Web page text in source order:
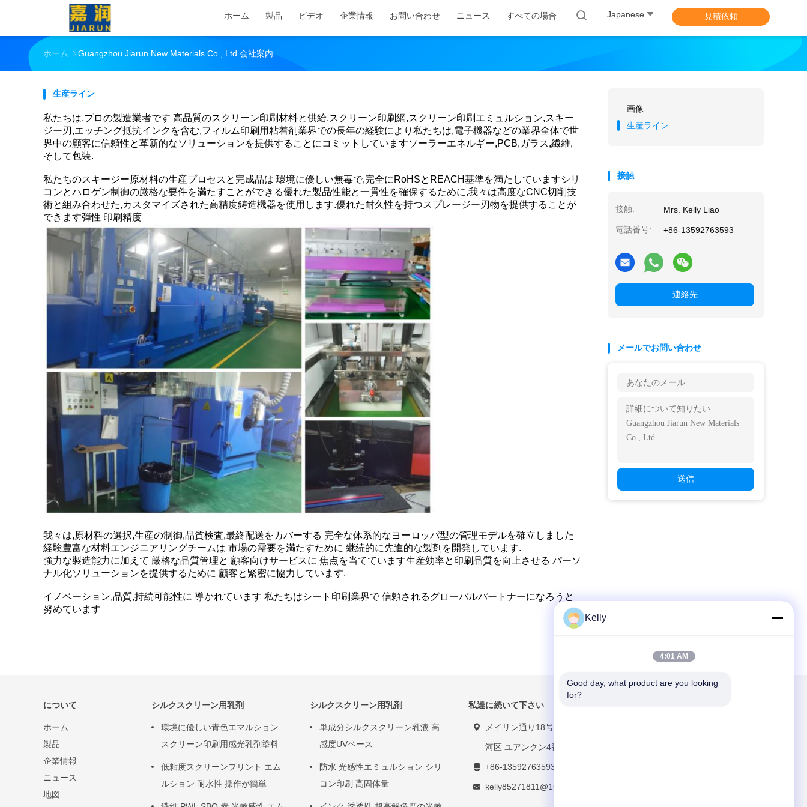
ホーム 製品 ビデオ 企業情報 お問い合わせ ニュース すべての場合 Japanese 見積依頼
ホーム Guangzhou Jiarun New Materials Co., Ltd 会社案内
生産ライン
私たちは,プロの製造業者です 高品質のスクリーン印刷材料と供給,スクリーン印刷網,スクリーン印刷エミュルション,スキー
ジー刃,エッチング抵抗インクを含む,フィルム印刷用粘着剤業界での長年の経験により私たちは,電子機器などの業界全体で世
界中の顧客に信頼性と革新的なソリューションを提供することにコミットしていますソーラーエネルギー,PCB,ガラス,繊維,
そして包装.
私たちのスキージー原材料の生産プロセスと完成品は 環境に優しい無毒で,完全にRoHSとREACH基準を満たしていますシリ
コンとハロゲン制御の厳格な要件を満たすことができる優れた製品性能と一貫性を確保するために,我々は高度なCNC切削技
術と組み合わせた,カスタマイズされた高精度鋳造機器を使用します.優れた耐久性を持つスプレージー刃物を提供することが
できます弾性 印刷精度
我々は,原材料の選択,生産の制御,品質検査,最終配送をカバーする 完全な体系的なヨーロッパ型の管理モデルを確立しました
経験豊富な材料エンジニアリングチームは 市場の需要を満たすために 継続的に先進的な製剤を開発しています.
強力な製造能力に加えて 厳格な品質管理と 顧客向けサービスに 焦点を当てています生産効率と印刷品質を向上させる パーソ
ナル化ソリューションを提供するために 顧客と緊密に協力しています.
イノベーション,品質,持続可能性に 導かれています 私たちはシート印刷業界で 信頼されるグローバルパートナーになろうと
努めています
画像
生産ライン
接触
接触: Mrs. Kelly Liao
電話番号: +86-13592763593
連絡先
メールでお問い合わせ
送信
について
ホーム
製品
企業情報
ニュース
地図
シルクスクリーン用乳剤
環境に優しい青色エマルション
スクリーン印刷用感光乳剤塗料
低粘度スクリーンプリント エム
ルション 耐水性 操作が簡単
シルクスクリーン用乳剤
単成分シルクスクリーン乳液 高
感度UVベース
防水 光感性エミュルション シリ
コン印刷 高固体量
私達に続いて下さい
メイリン通り18号 広州市天
河区 ユアンクン4番ヘン道路
+86-13592763593
kelly85271811@163.com
Kelly
4:01 AM
Good day, what product are you looking
for?